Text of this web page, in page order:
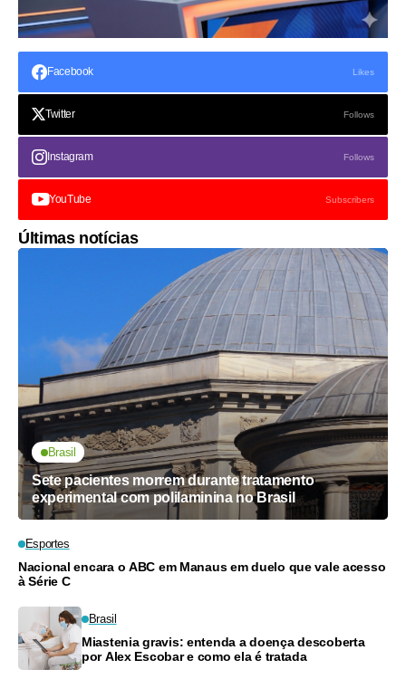
Facebook Likes
Twitter Follows
Instagram Follows
YouTube Subscribers
Últimas notícias
Brasil
Sete pacientes morrem durante tratamento
experimental com polilaminina no Brasil
Esportes
Nacional encara o ABC em Manaus em duelo que vale acesso
à Série C
Brasil
Miastenia gravis: entenda a doença descoberta
por Alex Escobar e como ela é tratada